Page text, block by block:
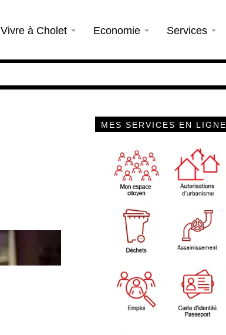
Vivre à Cholet Economie Services
MES SERVICES EN LIGNE